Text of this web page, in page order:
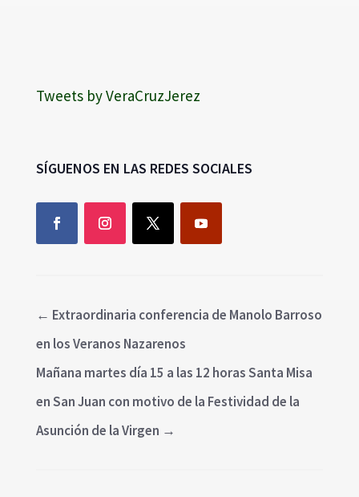
Tweets by VeraCruzJerez
SÍGUENOS EN LAS REDES SOCIALES
← Extraordinaria conferencia de Manolo Barroso
en los Veranos Nazarenos
Mañana martes día 15 a las 12 horas Santa Misa
en San Juan con motivo de la Festividad de la
Asunción de la Virgen →